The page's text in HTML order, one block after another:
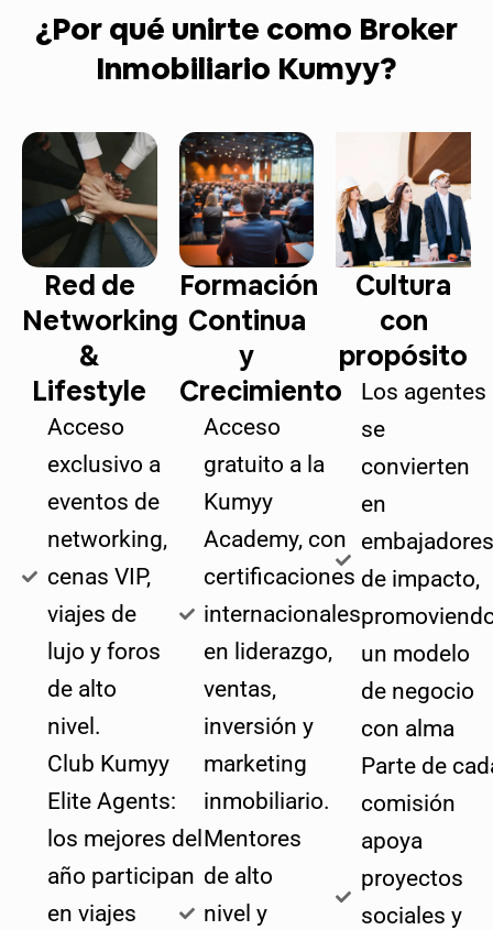
¿Por qué unirte como Broker
Inmobiliario Kumyy?
Red de
Networking
&
Lifestyle
Acceso
exclusivo a
eventos de
networking,
cenas VIP,
viajes de
lujo y foros
de alto
nivel.
Club Kumyy
Elite Agents:
los mejores del
año participan
en viajes
Formación
Continua
y
Crecimiento
Acceso
gratuito a la
Kumyy
Academy, con
certificaciones
internacionales
en liderazgo,
ventas,
inversión y
marketing
inmobiliario.
Mentores
de alto
nivel y
Cultura
con
propósito
Los agentes
se
convierten
en
embajadores
de impacto,
un modelo
de negocio
con alma
Parte de
comisión
apoya
proyectos
sociales y